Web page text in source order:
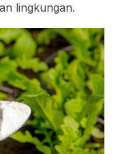
lingkungan.